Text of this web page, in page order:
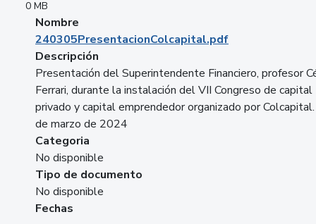
0 MB
Nombre
240305PresentacionColcapital.pdf
Descripción
Presentación del Superintendente Financiero, profesor
Ferrari, durante la instalación del VII Congreso de capital
privado y capital emprendedor organizado por
de marzo de 2024
Categoria
No disponible
Tipo de documento
No disponible
Fechas